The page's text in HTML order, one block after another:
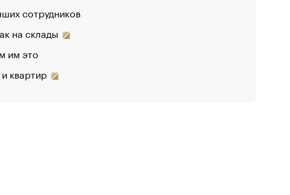
сотрудников
на склады
им это
квартир